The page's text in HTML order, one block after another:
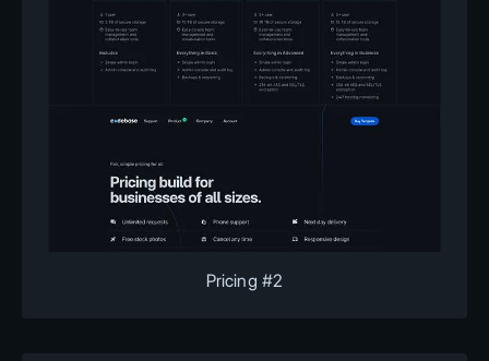
Pricing #2